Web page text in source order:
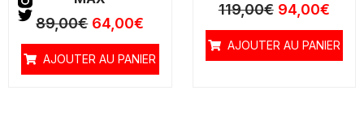
89,00€ 64,00€
AJOUTER AU PANIER
119,00€ 94,00€
AJOUTER AU PANIER
c
b
o
o
i
t
e
r